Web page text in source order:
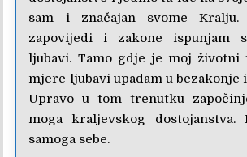
sam i značajan svome Kralju.
zapovijedi i zakone ispunjam
ljubavi. Tamo gdje je moj životni
mjere ljubavi upadam u bezakonje
Upravo u tom trenutku
moga kraljevskog dostojanstva.
samoga sebe.